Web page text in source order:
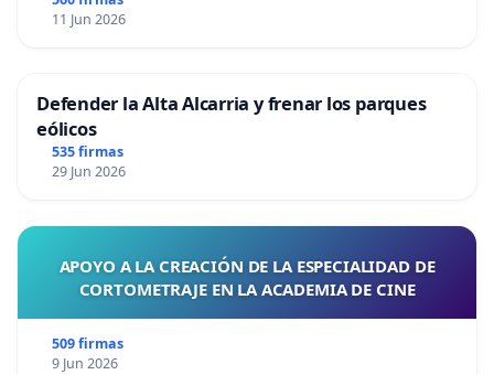
11 Jun 2026
Defender la Alta Alcarria y frenar los parques
eólicos
535 firmas
29 Jun 2026
APOYO A LA CREACIÓN DE LA ESPECIALIDAD DE
CORTOMETRAJE EN LA ACADEMIA DE CINE
509 firmas
9 Jun 2026